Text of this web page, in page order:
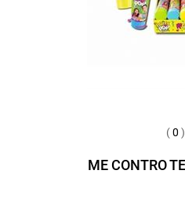
(0 )
ME CONTRO